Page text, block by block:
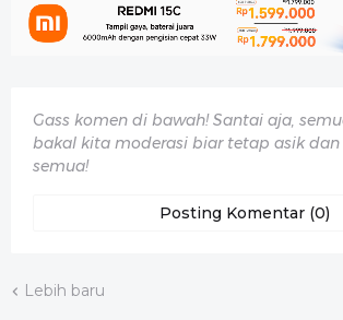
Gass komen di bawah! Santai aja,
bakal kita moderasi biar tetap asik
semua!
Posting Komentar (0)
Lebih baru